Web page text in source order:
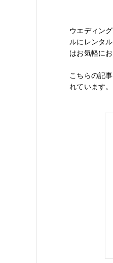
ウエディン
ルにレンタ
はお気軽に
こちらの記
れています。